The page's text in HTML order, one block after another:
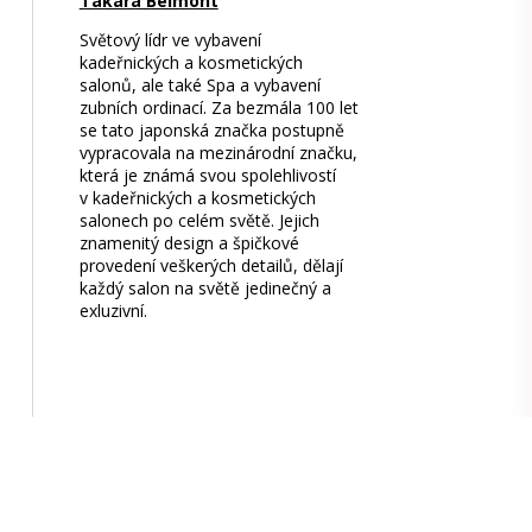
Světový lídr ve vybavení
kadeřnických a kosmetických
salonů, ale také Spa a vybavení
zubních ordinací. Za bezmála 100 let
se tato japonská značka postupně
vypracovala na mezinárodní značku,
která je známá svou spolehlivostí
v kadeřnických a kosmetických
salonech po celém světě. Jejich
znamenitý design a špičkové
provedení veškerých detailů, dělají
každý salon na světě jedinečný a
exluzivní.